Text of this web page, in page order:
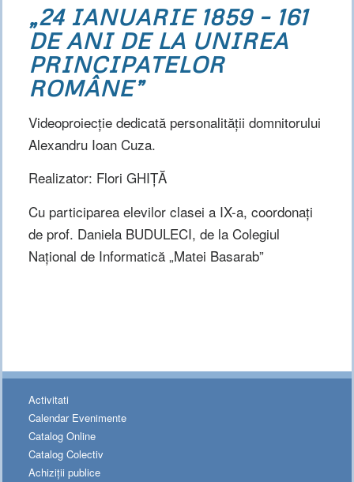
„24 IANUARIE 1859 – 161
DE ANI DE LA UNIREA
PRINCIPATELOR
ROMÂNE”
Videoproiecție dedicată personalității domnitorului
Alexandru Ioan Cuza.
Realizator: Flori GHIȚĂ
Cu participarea elevilor clasei a IX-a, coordonați
de prof. Daniela BUDULECI, de la Colegiul
Național de Informatică „Matei Basarab”
Activitati
Calendar Evenimente
Catalog Online
Catalog Colectiv
Achiziții publice